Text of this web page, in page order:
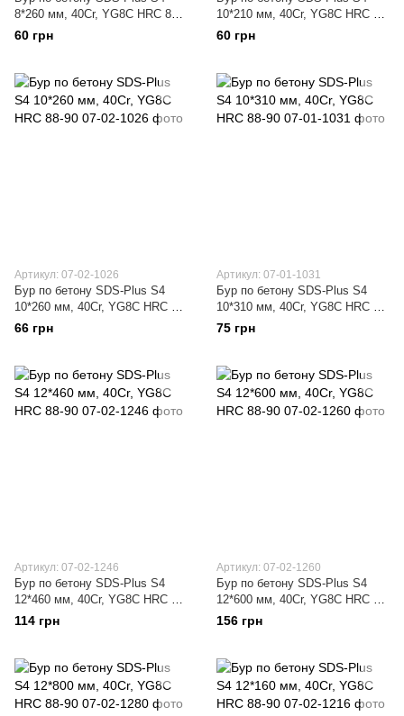
8*260 мм, 40Cr, YG8C HRC 88-
90
60 грн
10*210 мм, 40Cr, YG8C HRC 88-
90
60 грн
Артикул: 07-02-1026
Бур по бетону SDS-Plus S4
10*260 мм, 40Cr, YG8C HRC 88-
90
66 грн
Артикул: 07-01-1031
Бур по бетону SDS-Plus S4
10*310 мм, 40Cr, YG8C HRC 88-
90
75 грн
Артикул: 07-02-1246
Бур по бетону SDS-Plus S4
12*460 мм, 40Cr, YG8C HRC 88-
90
114 грн
Артикул: 07-02-1260
Бур по бетону SDS-Plus S4
12*600 мм, 40Cr, YG8C HRC 88-
90
156 грн